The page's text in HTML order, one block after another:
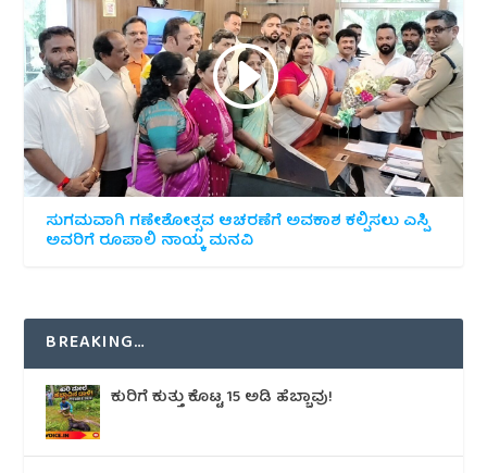
ಸುಗಮವಾಗಿ ಗಣೇಶೋತ್ಸವ ಆಚರಣೆಗೆ ಅವಕಾಶ ಕಲ್ಪಿಸಲು ಎಸ್ಪಿ
ಅವರಿಗೆ ರೂಪಾಲಿ ನಾಯ್ಕ ಮನವಿ
BREAKING…
ಕುರಿಗೆ ಕುತ್ತು ಕೊಟ್ಟ 15 ಅಡಿ ಹೆಬ್ಬಾವು!